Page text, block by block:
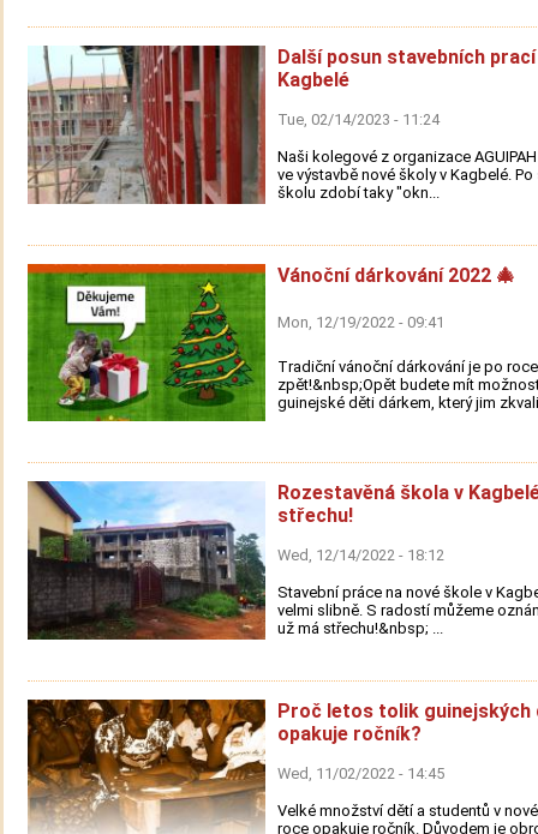
Další posun stavebních
Kagbelé
Tue, 02/14/2023 - 11:24
Naši kolegové z organizace
ve výstavbě nové školy v Kagbelé. Po
školu zdobí taky "okn...
Vánoční dárkování 2022 🎄
Mon, 12/19/2022 - 09:41
Tradiční vánoční dárkování je po roce
zpět!&nbsp;Opět budete mít
guinejské děti dárkem, který jim
Rozestavěná škola v
střechu!
Wed, 12/14/2022 - 18:12
Stavební práce na nové škole v
velmi slibně. S radostí můžeme
už má střechu!&nbsp; ...
Proč letos tolik guinejských
opakuje ročník?
Wed, 11/02/2022 - 14:45
Velké množství dětí a studentů v
roce opakuje ročník. Důvodem je